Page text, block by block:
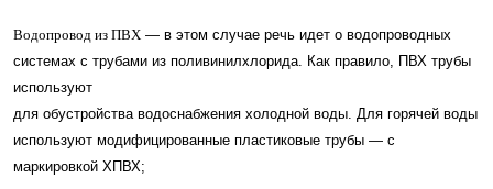
Водопровод из ПВХ — в этом случае речь идет о водопроводных
системах с трубами из поливинилхлорида. Как правило, ПВХ трубы
используют
для обустройства водоснабжения холодной воды. Для горячей воды
используют модифицированные пластиковые трубы — с
маркировкой ХПВХ;